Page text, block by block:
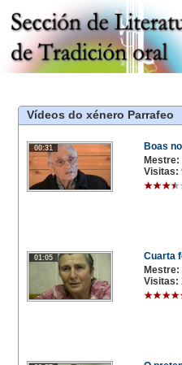
Vídeos do xénero Parrafeo
00:31
Boas
Mestre:
Visitas:
01:05
Cuarta
Mestre:
Visitas: